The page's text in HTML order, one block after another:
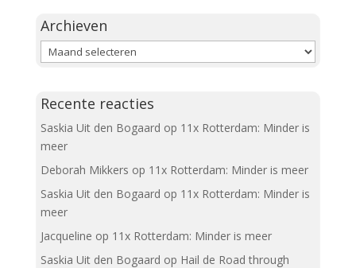
Archieven
Archieven
Recente reacties
Saskia Uit den Bogaard op 11x Rotterdam: Minder is
meer
Deborah Mikkers op 11x Rotterdam: Minder is meer
Saskia Uit den Bogaard op 11x Rotterdam: Minder is
meer
Jacqueline op 11x Rotterdam: Minder is meer
Saskia Uit den Bogaard op Hail de Road through